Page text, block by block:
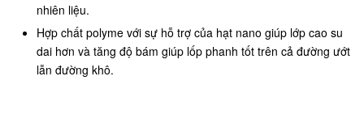
nhiên liệu.
Hợp chất polyme với sự hỗ trợ của hạt nano giúp lớp cao su
dai hơn và tăng độ bám giúp lốp phanh tốt trên cả đường ướt
lẫn đường khô.